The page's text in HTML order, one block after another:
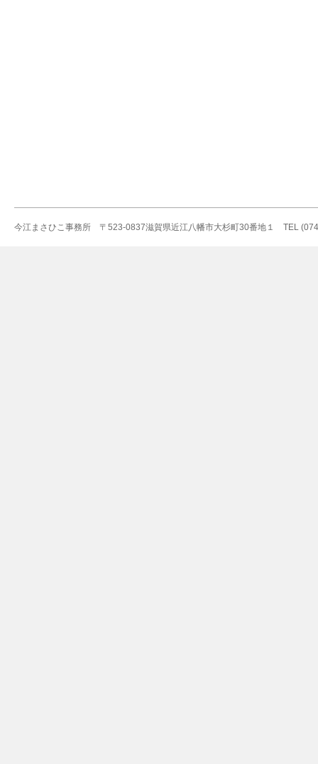
今江まさひこ事務所 〒523-0837滋賀県近江八幡市大杉町30番地１ TEL